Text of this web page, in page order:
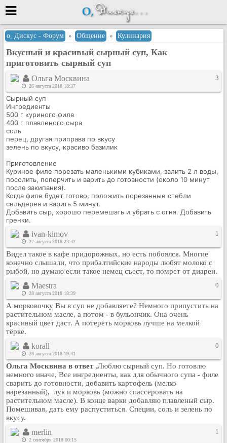
Меню
или войти через
Вход с 7ooo.ru
Регистрация
Забыли пароль?
Данные авторизации одинаковые с
сайтом 7ooo.ru
Главная
Поиск
Новые сообщения
Беседы
Игры
Кулинария
Физкультура и спорт
Видео и Кино
Авто. Мото.
Космос
Домашние питомцы
Медицина
Компьютер
Ещё
Пользователи / Поиск
Группы
Норм
Музыкальный архив
Видео архив
Дело
Организации
о, Дискус - Форум » Общение » Кулинария
Вкусный и красивый сырный суп, Как
приготовить сырный суп
Ольга Москвина
26 августа 2018 18:37
3
Сырный суп
Ингредиенты
500 г куриного филе
400 г плавленого сыра
соль
перец, другая приправа по вкусу
зелень по вкусу, красиво базилик
Приготовление
Куриное филе порезать маленькими кубиками, залить 2 л воды,
посолить, поперчить и варить до готовности (около 10 минут
после закипания).
Когда филе будет готово, положить порезанные стебли
сельдерея и варить 5 минут.
Добавить сыр, хорошо перемешать и убрать с огня. Добавить
гренки.
ivan-kimov
27 августа 2018 23:42
1
Видел такое в кафе придорожных, но есть побоялся. Многие
конечно слышали, что прибалтийские народы любят молоко с
рыбой, но думаю если такое немец съест, то помрет от диареи.
Maestra
28 августа 2018 18:39
0
А морковочку Вы в суп не добавляете? Немного припустить на
растительном масле, а потом - в бульончик. Она очень
красивый цвет даст. А потереть морковь лучше на мелкой
тёрке.
korall
28 августа 2018 19:41
0
Ольга Москвина в ответ ,Люблю сырный суп. Но готовлю
немного иначе, Все ингредиенты, как для обычного супа - филе
сварить до готовности, добавить картофель (мелко
нарезанный), лук и морковь (можно спассеровать на
растительном масле). В конце варки добавляю плавленый сыр.
Помешивая, дать ему распуститься. Специи, соль и зелень по
вкусу.
merlin
2 сентября 2018 00:15
1